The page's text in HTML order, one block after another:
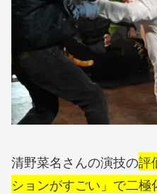
清野菜名さんの演技の評
ションがすごい」で二極